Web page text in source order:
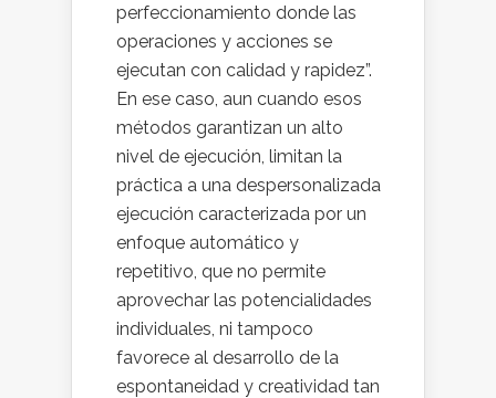
perfeccionamiento donde las
operaciones y acciones se
ejecutan con calidad y rapidez”.
En ese caso, aun cuando esos
métodos garantizan un alto
nivel de ejecución, limitan la
práctica a una despersonalizada
ejecución caracterizada por un
enfoque automático y
repetitivo, que no permite
aprovechar las potencialidades
individuales, ni tampoco
favorece al desarrollo de la
espontaneidad y creatividad tan